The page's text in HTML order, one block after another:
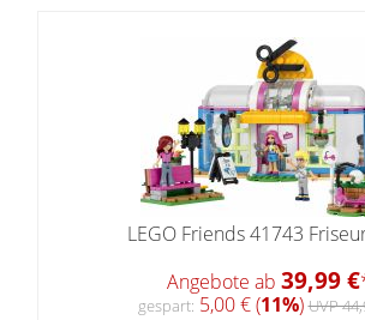
LEGO Friends 41743
Angebote ab 39,99 €
gespart: 5,00 € (11%)UVP